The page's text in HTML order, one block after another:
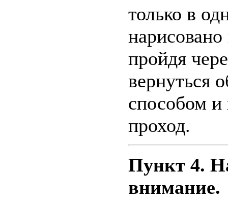
только в
пройдя
вернуться
способом и
проход.
Пункт 4.
внимание.